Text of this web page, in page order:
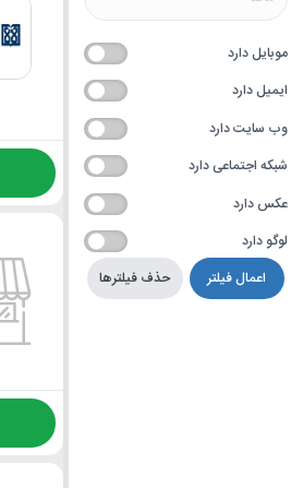
موبایل دارد
ایمیل دارد
وب سایت دارد
شبکه اجتماعی دارد
عکس دارد
لوگو دارد
حذف فیلترها
اعمال فیلتر